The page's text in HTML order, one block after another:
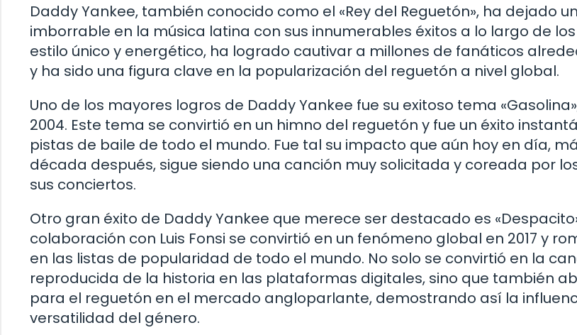
Daddy Yankee, también conocido como el «Rey del Reguetón», ha dejado
imborrable en la música latina con sus innumerables éxitos a lo largo de los
estilo único y energético, ha logrado cautivar a millones de fanáticos
y ha sido una figura clave en la popularización del reguetón a nivel global.
Uno de los mayores logros de Daddy Yankee fue su exitoso tema
2004. Este tema se convirtió en un himno del reguetón y fue un éxito
pistas de baile de todo el mundo. Fue tal su impacto que aún hoy en día,
década después, sigue siendo una canción muy solicitada y coreada por
sus conciertos.
Otro gran éxito de Daddy Yankee que merece ser destacado es
colaboración con Luis Fonsi se convirtió en un fenómeno global en 2017 y
en las listas de popularidad de todo el mundo. No solo se convirtió en la
reproducida de la historia en las plataformas digitales, sino que también
para el reguetón en el mercado angloparlante, demostrando así la
versatilidad del género.